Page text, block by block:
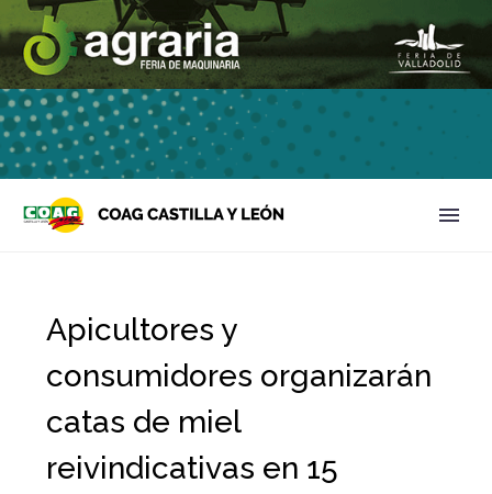
Apicultores y
consumidores organizarán
catas de miel
reivindicativas en 15